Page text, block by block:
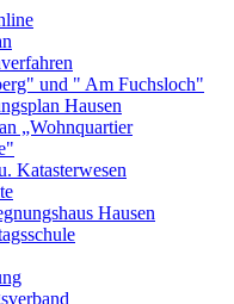
und " Am Fuchsloch"
Hausen
„Wohnquartier
Katasterwesen
Hausen